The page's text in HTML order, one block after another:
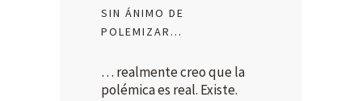
SIN ÁNIMO DE
POLEMIZAR…
… realmente creo que la
polémica es real. Existe.